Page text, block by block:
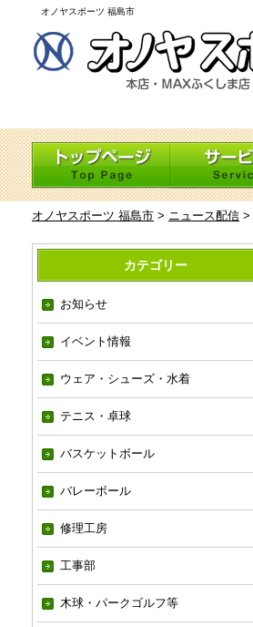
オノヤスポーツ 福島市
オノヤスポーツ 福島市 > ニュース配信 >
カテゴリー
お知らせ
イベント情報
ウェア・シューズ・水着
テニス・卓球
バスケットボール
バレーボール
修理工房
工事部
木球・パークゴルフ等